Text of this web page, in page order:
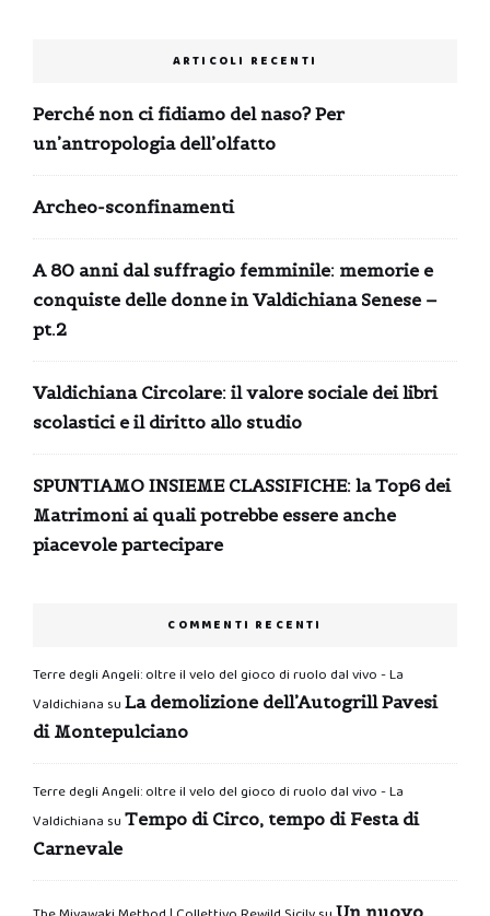
ARTICOLI RECENTI
Perché non ci fidiamo del naso? Per
un’antropologia dell’olfatto
Archeo-sconfinamenti
A 80 anni dal suffragio femminile: memorie e
conquiste delle donne in Valdichiana Senese –
pt.2
Valdichiana Circolare: il valore sociale dei libri
scolastici e il diritto allo studio
SPUNTIAMO INSIEME CLASSIFICHE: la Top6 dei
Matrimoni ai quali potrebbe essere anche
piacevole partecipare
COMMENTI RECENTI
Terre degli Angeli: oltre il velo del gioco di ruolo dal vivo - La
Valdichiana su La demolizione dell’Autogrill Pavesi
di Montepulciano
Terre degli Angeli: oltre il velo del gioco di ruolo dal vivo - La
Valdichiana su Tempo di Circo, tempo di Festa di
Carnevale
Un nuovo